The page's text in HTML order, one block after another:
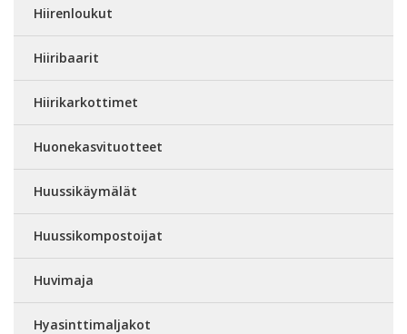
Hiirenloukut
Hiiribaarit
Hiirikarkottimet
Huonekasvituotteet
Huussikäymälät
Huussikompostoijat
Huvimaja
Hyasinttimaljakot